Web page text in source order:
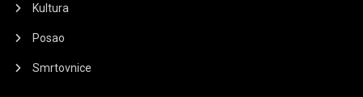
Kultura
Posao
Smrtovnice